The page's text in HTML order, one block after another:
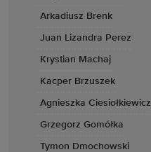
Arkadiusz Brenk
Juan Lizandra Perez
Krystian Machaj
Kacper Brzuszek
Agnieszka Ciesiołkiewicz
Grzegorz Gomółka
Tymon Dmochowski